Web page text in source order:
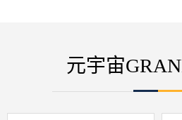
元宇宙